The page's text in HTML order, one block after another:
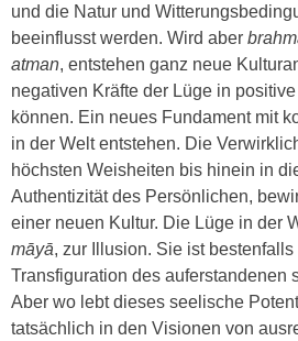
und die Natur und
beeinflusst werden. Wird aber
atman, entstehen ganz neue
negativen Kräfte der Lüge in
können. Ein neues Fundament mit
in der Welt entstehen. Die
höchsten Weisheiten bis hinein in
Authentizität des Persönlichen,
einer neuen Kultur. Die Lüge in der
māyā, zur Illusion. Sie ist
Transfiguration des auferstandenen
Aber wo lebt dieses seelische
tatsächlich in den Visionen von